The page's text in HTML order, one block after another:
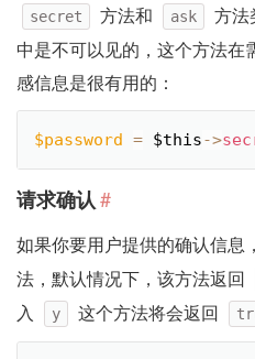
secret 方法和 ask
方法
中是不可以见的，这个方法在
感信息是很有用的：
$password = $this->
请求确认#
如果你要用户提供的确认信息
法，默认情况下，该方法返回
入
y 这个方法将会返回